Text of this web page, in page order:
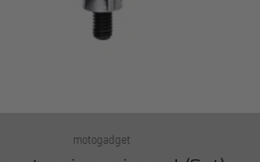
motogadget